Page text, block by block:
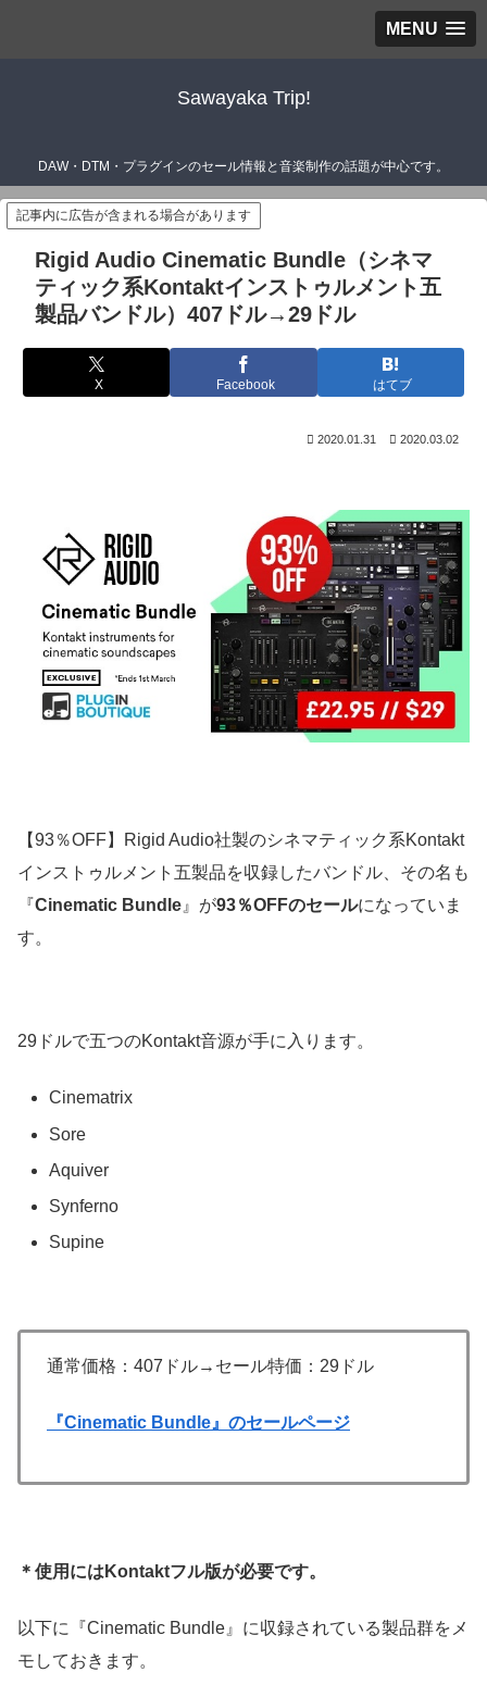
MENU
Sawayaka Trip!
DAW・DTM・プラグインのセール情報と音楽制作の話題が中心です。
記事内に広告が含まれる場合があります
Rigid Audio Cinematic Bundle（シネマ
ティック系Kontaktインストゥルメント五
製品バンドル）407ドル→29ドル
X Facebook はてブ
2020.01.31 2020.03.02
【93％OFF】Rigid Audio社製のシネマティック系Kontakt
インストゥルメント五製品を収録したバンドル、その名も
『Cinematic Bundle 』が93％OFFのセールになっていま
す。
29ドルで五つのKontakt音源が手に入ります。
Cinematrix
Sore
Aquiver
Synferno
Supine
通常価格：407ドル→セール特価：29ドル
『Cinematic Bundle』のセールページ
＊使用にはKontaktフル版が必要です。
以下に『Cinematic Bundle』に収録されている製品群をメ
モしておきます。